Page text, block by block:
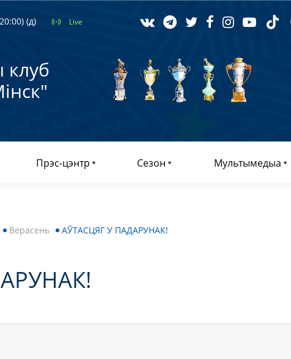
(д) Live
клуб
Прэс-цэнтр Сезон Мультымедыа
Верасень АЎТАСЦЯГ У ПАДАРУНАК!